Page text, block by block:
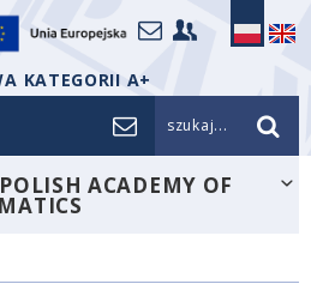
KATEGORII A+
szukaj...
ACADEMY OF